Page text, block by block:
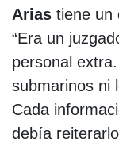
Arias tiene un
“Era un
personal
submarinos ni
Cada
debía